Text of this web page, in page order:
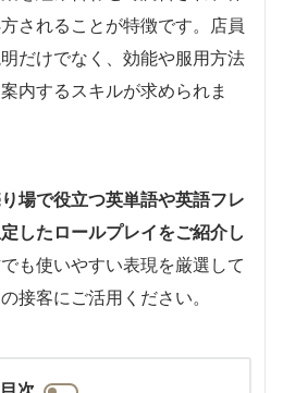
されることが特徴です。店員
だけでなく、効能や服用方法
内するスキルが求められま
場で役立つ英単語や英語フレ
したロールプレイをご紹介し
も使いやすい表現を厳選して
接客にご活用ください。